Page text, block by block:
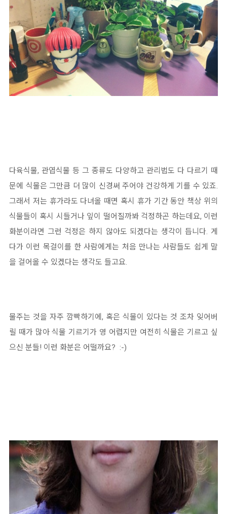
다육식물, 관엽식물 등 그 종류도 다양하고 관리법도 다 다르기 때
문에 식물은 그만큼 더 많이 신경써 주어야 건강하게 기를 수 있죠.
그래서 저는 휴가라도 다녀올 때면 혹시 휴가 기간 동안 책상 위의
식물들이 혹시 시들거나 잎이 떨어질까봐 걱정하곤 하는데요, 이런
화분이라면 그런 걱정은 하지 않아도 되겠다는 생각이 듭니다. 게
다가 이런 목걸이를 한 사람에게는 처음 만나는 사람들도 쉽게 말
을 걸어올 수 있겠다는 생각도 들고요.
물주는 것을 자주 깜빡하기에, 혹은 식물이 있다는 것 조차 잊어버
릴 때가 많아 식물 기르기가 영 어렵지만 여전히 식물은 기르고 싶
으신 분들! 이런 화분은 어떨까요? :-)